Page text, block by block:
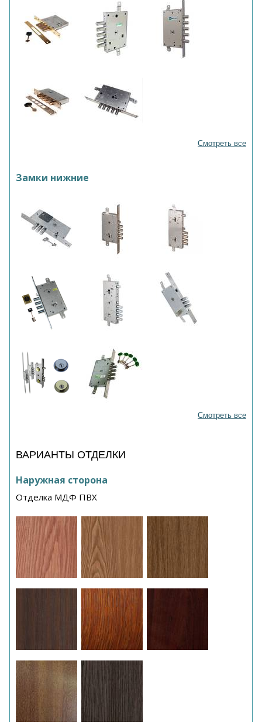
Смотреть все
Замки нижние
Смотреть все
ВАРИАНТЫ ОТДЕЛКИ
Наружная сторона
Отделка МДФ ПВХ